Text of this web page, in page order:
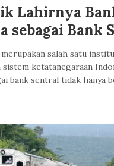
Lahirnya
sebagai Bank
salah satu
ketatanegaraan
bank sentral tidak hanya